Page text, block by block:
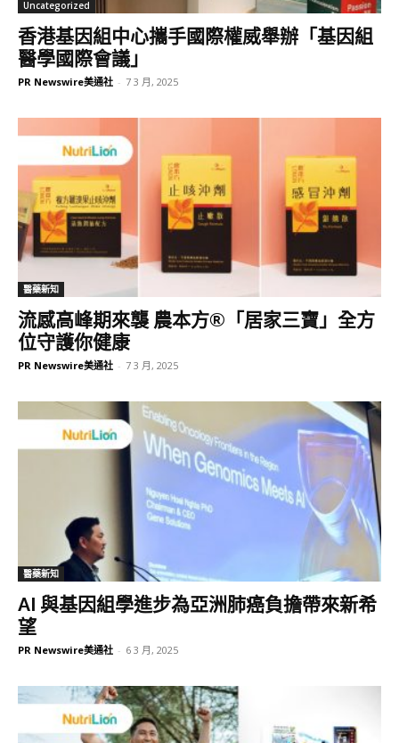
Uncategorized
香港基因組中心攜手國際權威舉辦「基因組
醫學國際會議」
PR Newswire美通社 - 7 3 月, 2025
醫藥新知
流感高峰期來襲 農本方®「居家三寶」全方
位守護你健康
PR Newswire美通社 - 7 3 月, 2025
醫藥新知
AI 與基因組學進步為亞洲肺癌負擔帶來新希
望
PR Newswire美通社 - 6 3 月, 2025